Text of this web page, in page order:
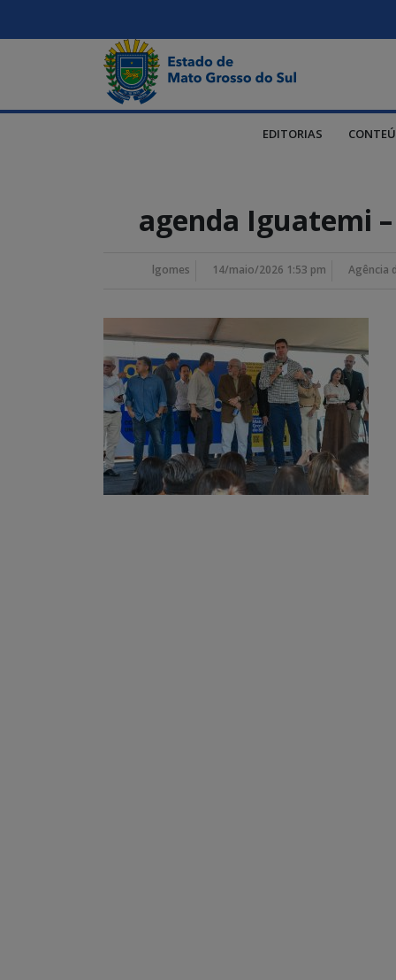
EDITORIAS
agenda Iguatemi
lgomes 14/maio/2026 1:53 pm Agência